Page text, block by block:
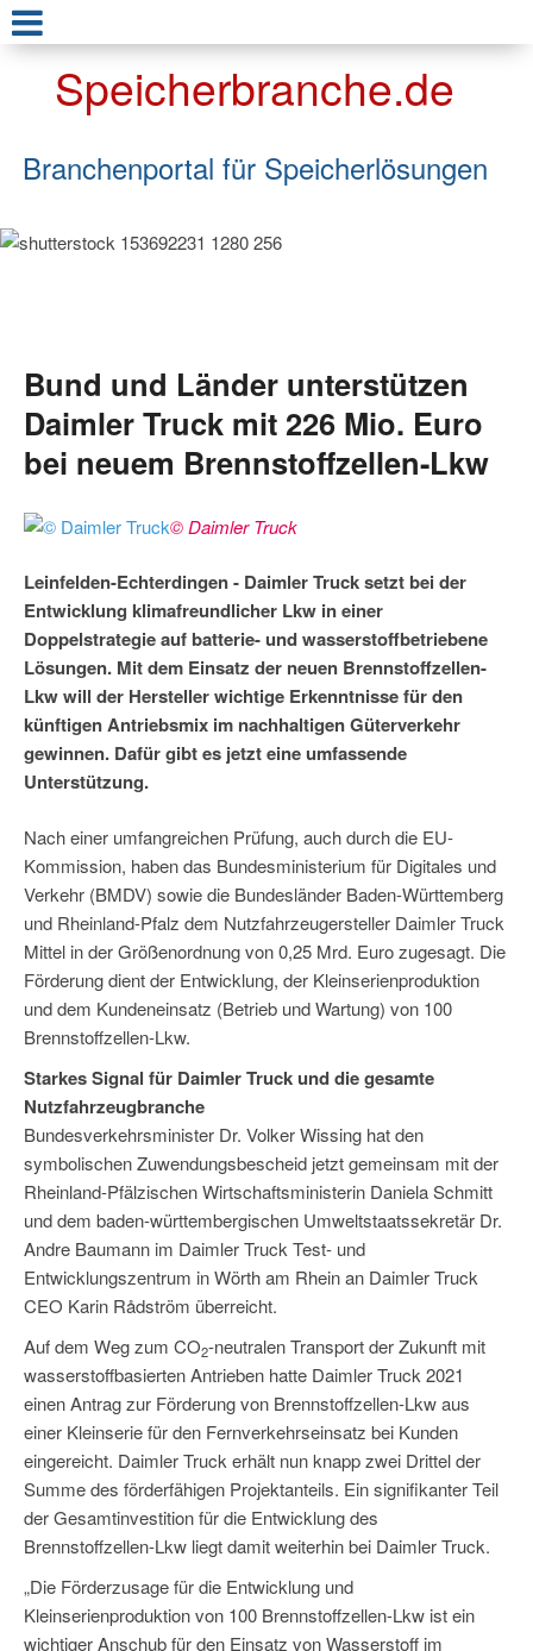
Speicherbranche.de
Branchenportal für Speicherlösungen
Bund und Länder unterstützen
Daimler Truck mit 226 Mio. Euro
bei neuem Brennstoffzellen-Lkw
© Daimler Truck
Leinfelden-Echterdingen - Daimler Truck setzt bei der
Entwicklung klimafreundlicher Lkw in einer
Doppelstrategie auf batterie- und wasserstoffbetriebene
Lösungen. Mit dem Einsatz der neuen Brennstoffzellen-
Lkw will der Hersteller wichtige Erkenntnisse für den
künftigen Antriebsmix im nachhaltigen Güterverkehr
gewinnen. Dafür gibt es jetzt eine umfassende
Unterstützung.
Nach einer umfangreichen Prüfung, auch durch die EU-
Kommission, haben das Bundesministerium für Digitales und
Verkehr (BMDV) sowie die Bundesländer Baden-Württemberg
und Rheinland-Pfalz dem Nutzfahrzeugersteller Daimler Truck
Mittel in der Größenordnung von 0,25 Mrd. Euro zugesagt. Die
Förderung dient der Entwicklung, der Kleinserienproduktion
und dem Kundeneinsatz (Betrieb und Wartung) von 100
Brennstoffzellen-Lkw.
Starkes Signal für Daimler Truck und die gesamte
Nutzfahrzeugbranche
Bundesverkehrsminister Dr. Volker Wissing hat den
symbolischen Zuwendungsbescheid jetzt gemeinsam mit der
Rheinland-Pfälzischen Wirtschaftsministerin Daniela Schmitt
und dem baden-württembergischen Umweltstaatssekretär Dr.
Andre Baumann im Daimler Truck Test- und
Entwicklungszentrum in Wörth am Rhein an Daimler Truck
CEO Karin Rådström überreicht.
Auf dem Weg zum CO2-neutralen Transport der Zukunft mit
wasserstoffbasierten Antrieben hatte Daimler Truck 2021
einen Antrag zur Förderung von Brennstoffzellen-Lkw aus
einer Kleinserie für den Fernverkehrseinsatz bei Kunden
eingereicht. Daimler Truck erhält nun knapp zwei Drittel der
Summe des förderfähigen Projektanteils. Ein signifikanter Teil
der Gesamtinvestition für die Entwicklung des
Brennstoffzellen-Lkw liegt damit weiterhin bei Daimler Truck.
„Die Förderzusage für die Entwicklung und
Kleinserienproduktion von 100 Brennstoffzellen-Lkw ist ein
wichtiger Anschub für den Einsatz von Wasserstoff im